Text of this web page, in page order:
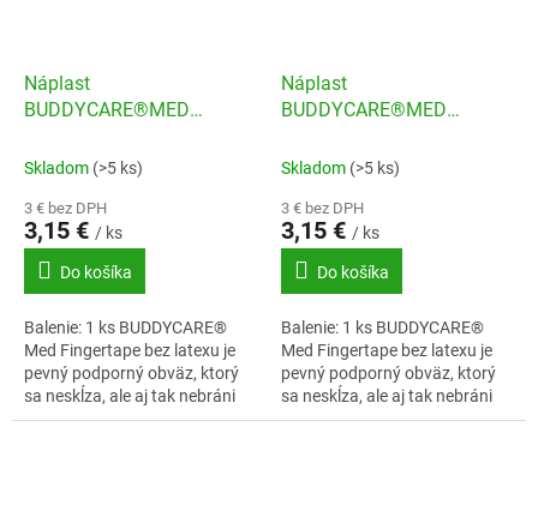
Náplast
BUDDYCARE®MED
červená
Skladom (>5 ks)
3 € bez DPH
3,15 € / ks
Do košíka
Balenie: 1 ks BUDDYCARE®
Med Fingertape bez latexu je
pevný podporný obväz, ktorý
sa neskĺza, ale aj tak nebráni
prekrveniu.
Náplast
BUDDYCARE®MED
modrá
Skladom (>5 ks)
3 € bez DPH
3,15 € / ks
Do košíka
Balenie: 1 ks BUDDYCARE®
Med Fingertape bez latexu je
pevný podporný obväz, ktorý
sa neskĺza, ale aj tak nebráni
prekrveniu.